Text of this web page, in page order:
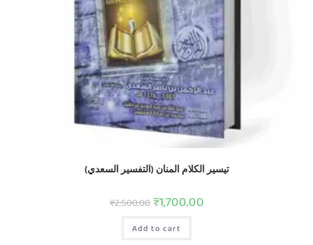
تيسير الكلام المنان (التفسير السعدي)
₹2,500.00 ₹1,700.00
Add to cart